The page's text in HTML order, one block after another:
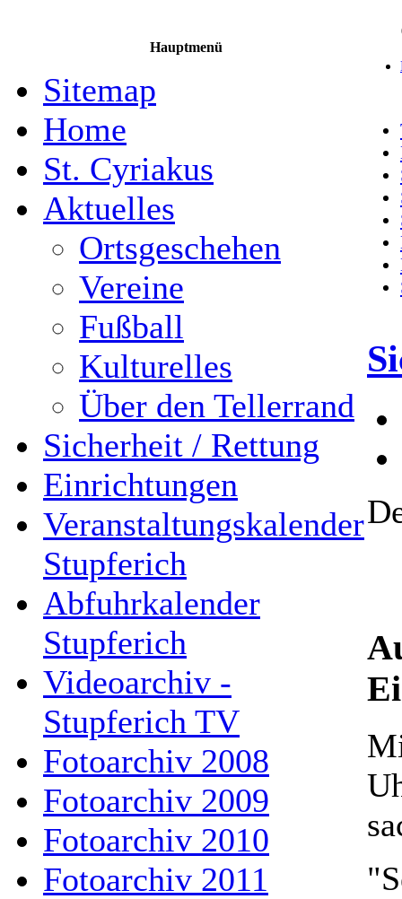
Hauptmenü
Sitemap
Home
St. Cyriakus
Aktuelles
Ortsgeschehen
Vereine
Fußball
Kulturelles
Über den Tellerrand
Sicherheit / Rettung
Einrichtungen
Veranstaltungskalender
Stupferich
Abfuhrkalender
Stupferich
Videoarchiv -
Stupferich TV
Fotoarchiv 2008
Fotoarchiv 2009
Fotoarchiv 2010
Fotoarchiv 2011